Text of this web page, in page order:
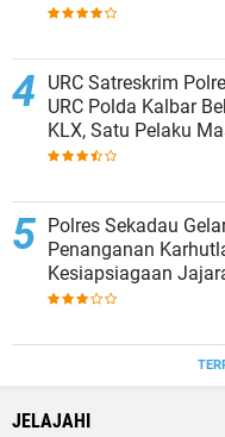
URC Satreskrim
URC Polda Kalbar
KLX, Satu Pelaku
Polres Sekadau
Penanganan
Kesiapsiagaan
JELAJAHI